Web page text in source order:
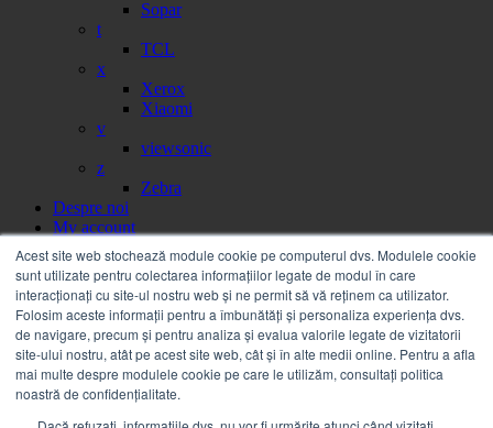
Acest site web stochează module cookie pe computerul dvs. Modulele cookie
sunt utilizate pentru colectarea informațiilor legate de modul în care
interacționați cu site-ul nostru web și ne permit să vă reținem ca utilizator.
Folosim aceste informații pentru a îmbunătăți și personaliza experiența dvs.
de navigare, precum și pentru analiza și evalua valorile legate de vizitatorii
site-ului nostru, atât pe acest site web, cât și în alte medii online. Pentru a afla
mai multe despre modulele cookie pe care le utilizăm, consultați politica
noastră de confidențialitate.
Sopar
t
TCL
x
Xerox
Xiaomi
v
viewsonic
z
Zebra
Despre noi
My account
Partener
Portal facturi
Sesizare
Citire contor
Help
Servicii
Service on call
Estico – Soluții de Print & IT pentru Companii
FSMA – Full Service Maintenance Agreement